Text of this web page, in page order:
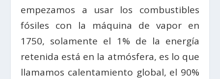
empezamos a usar los combustibles
fósiles con la máquina de vapor en
1750, solamente el 1% de la energía
retenida está en la atmósfera, es lo que
llamamos calentamiento global, el 90%